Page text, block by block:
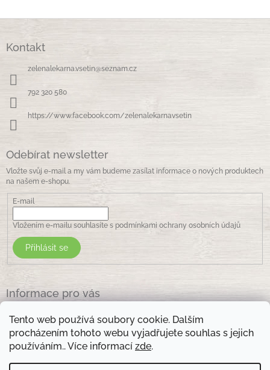
Tento web používá soubory cookie. Dalším
procházením tohoto webu vyjadřujete souhlas s jejich
používáním.. Více informací zde.
Kontakt
zelenalekarna.vsetin@seznam.cz
792 320 580
https://www.facebook.com/zelenalekarnavsetin
Odebírat newsletter
Vložte svůj e-mail a my vám budeme zasílat informace o nových produktech
na našem e-shopu.
E-mail
Vložením e-mailu souhlasíte s podmínkami ochrany osobních údajů
Přihlásit se
Informace pro vás
Obchodní podmínky
Podmínky ochrany osobních údajů
Kontakty